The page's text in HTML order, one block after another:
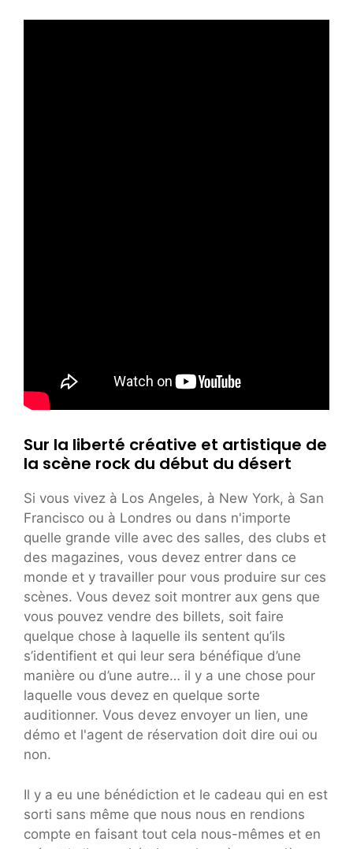
Sur la liberté créative et artistique de
la scène rock du début du désert
Si vous vivez à Los Angeles, à New York, à San
Francisco ou à Londres ou dans n'importe
quelle grande ville avec des salles, des clubs et
des magazines, vous devez entrer dans ce
monde et y travailler pour vous produire sur ces
scènes. Vous devez soit montrer aux gens que
vous pouvez vendre des billets, soit faire
quelque chose à laquelle ils sentent qu’ils
s’identifient et qui leur sera bénéfique d’une
manière ou d’une autre… il y a une chose pour
laquelle vous devez en quelque sorte
auditionner. Vous devez envoyer un lien, une
démo et l'agent de réservation doit dire oui ou
non.
Il y a eu une bénédiction et le cadeau qui en est
sorti sans même que nous nous en rendions
compte en faisant tout cela nous-mêmes et en